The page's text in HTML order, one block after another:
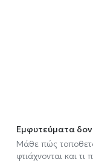
Εμφυτεύματα
Μάθε πώς
φτιάχνονται και τι